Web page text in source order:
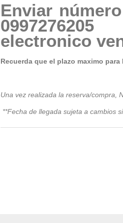
Enviar
electronico
Recuerda que el plazo maximo
Una vez realizada la reserva/compra,
**Fecha de llegada sujeta a cambios